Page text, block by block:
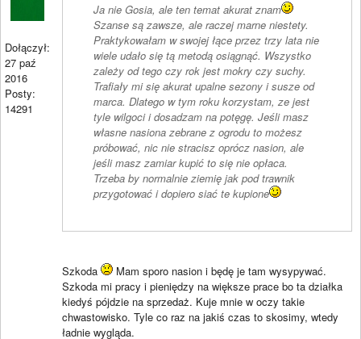
Dołączył:
27 paź
2016
Posty:
14291
Ja nie Gosia, ale ten temat akurat znam
Szanse są zawsze, ale raczej marne niestety.
Praktykowałam w swojej łące przez trzy lata nie
wiele udało się tą metodą osiągnąć. Wszystko
zależy od tego czy rok jest mokry czy suchy.
Trafiały mi się akurat upalne sezony i susze od
marca. Dlatego w tym roku korzystam, ze jest
tyle wilgoci i dosadzam na potęgę. Jeśli masz
własne nasiona zebrane z ogrodu to możesz
próbować, nic nie stracisz oprócz nasion, ale
jeśli masz zamiar kupić to się nie opłaca.
Trzeba by normalnie ziemię jak pod trawnik
przygotować i dopiero siać te kupione
Szkoda
Mam sporo nasion i będę je tam wysypywać.
Szkoda mi pracy i pieniędzy na większe prace bo ta działka
kiedyś pójdzie na sprzedaż. Kuje mnie w oczy takie
chwastowisko. Tyle co raz na jakiś czas to skosimy, wtedy
ładnie wygląda.